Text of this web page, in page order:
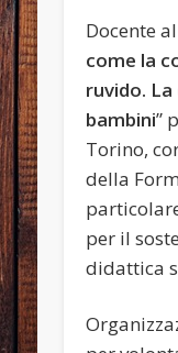
Docente
come la
ruvido.
bambini”
Torino,
della
per il
didattica